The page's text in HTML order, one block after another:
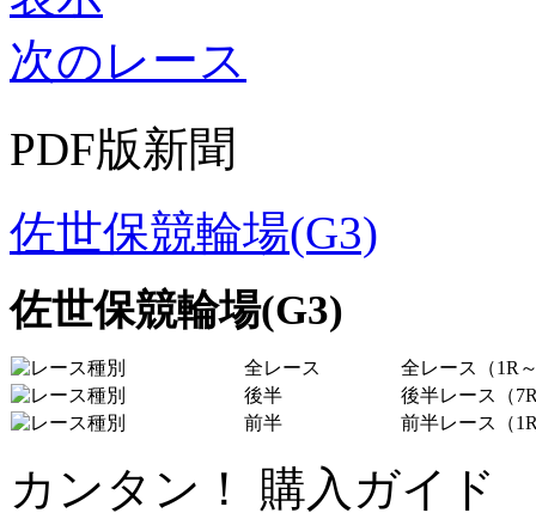
次のレース
PDF版新聞
佐世保競輪場(G3)
佐世保競輪場(G3)
全レース
全レース（1R
後半
後半レース（
前半
前半レース（
カンタン！ 購入ガイド